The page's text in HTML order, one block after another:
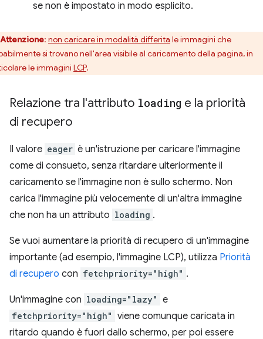
se non è impostato in modo esplicito.
Attenzione: non caricare in modalità differita le immagini che
si trovano nell'area visibile al caricamento della pagina, in
le immagini LCP.
Relazione tra l'attributo loading e la priorità
di recupero
Il valore eager è un'istruzione per caricare l'immagine
come di consueto, senza ritardare ulteriormente il
caricamento se l'immagine non è sullo schermo. Non
carica l'immagine più velocemente di un'altra immagine
che non ha un attributo loading .
Se vuoi aumentare la priorità di recupero di un'immagine
importante (ad esempio, l'immagine LCP), utilizza Priorità
di recupero con fetchpriority="high" .
Un'immagine con loading="lazy" e
fetchpriority="high" viene comunque caricata in
ritardo quando è fuori dallo schermo, per poi essere